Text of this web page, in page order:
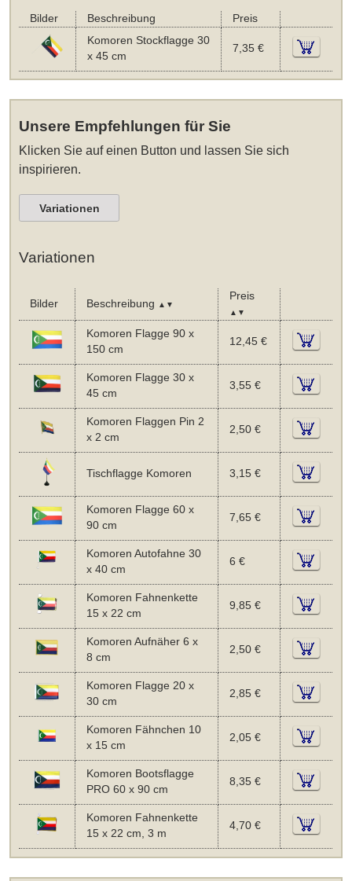
Bilder Beschreibung
Preis
Komoren Stockflagge 30
x 45 cm
7,35 €
Unsere Empfehlungen für Sie
Klicken Sie auf einen Button und lassen Sie sich
inspirieren.
Variationen
Variationen
Bilder Beschreibung ▲▼
Preis
▲▼
Komoren Flagge 90 x
150 cm
12,45 €
Komoren Flagge 30 x
45 cm
3,55 €
Komoren Flaggen Pin 2
x 2 cm
2,50 €
Tischflagge Komoren 3,15 €
Komoren Flagge 60 x
90 cm
7,65 €
Komoren Autofahne 30
x 40 cm
6 €
Komoren Fahnenkette
15 x 22 cm
9,85 €
Komoren Aufnäher 6 x
8 cm
2,50 €
Komoren Flagge 20 x
30 cm
2,85 €
Komoren Fähnchen 10
x 15 cm
2,05 €
Komoren Bootsflagge
PRO 60 x 90 cm
8,35 €
Komoren Fahnenkette
15 x 22 cm, 3 m
4,70 €